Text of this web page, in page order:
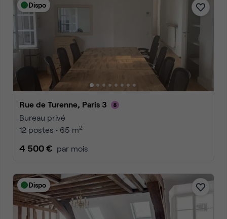
Dispo
Rue de Turenne, Paris 3
Bureau privé
12 postes • 65 m2
4 500 € par mois
Dispo